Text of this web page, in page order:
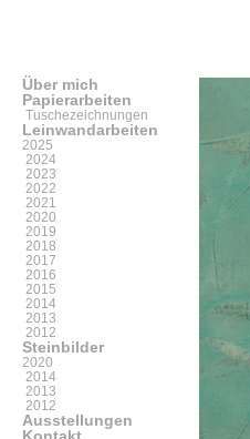
Über mich
Papierarbeiten
Tuschezeichnungen
Leinwandarbeiten
2025
2024
2023
2022
2021
2020
2019
2018
2017
2016
2015
2014
2013
2012
Steinbilder
2020
2014
2013
2012
Ausstellungen